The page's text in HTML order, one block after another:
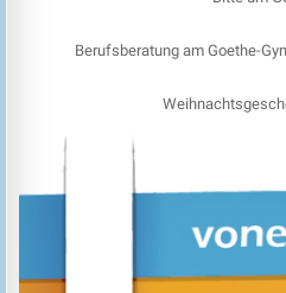
Berufsberatung am Goethe-